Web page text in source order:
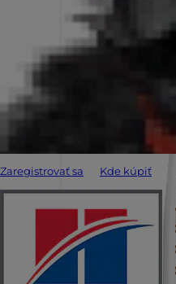
Zaregistrovať sa Kde kúpiť